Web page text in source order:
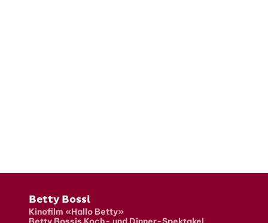
Fusszeile
Betty Bossi
Kinofilm «Hallo Betty»